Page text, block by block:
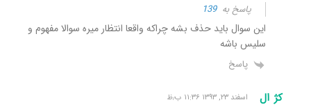
پاسخ به139
این سوال باید حذف بشه چراکه واقعا انتظار میره سوالا مفهوم و
سلیس باشه
پاسخ
کژ ال اسفند ۲۳, ۱۳۹۳ ۱۱:۳۶ ب٫ظ